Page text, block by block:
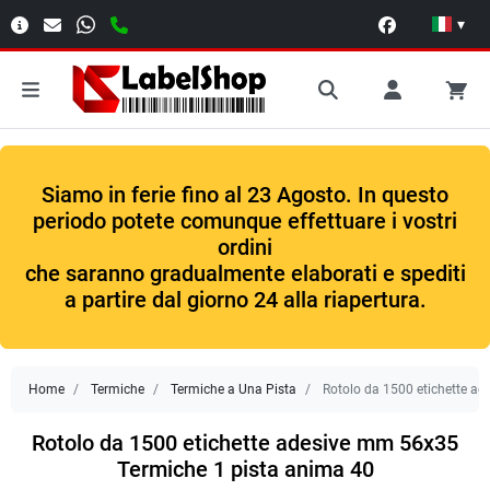
▾
Siamo in ferie fino al 23 Agosto. In questo
periodo potete comunque effettuare i vostri
ordini
che saranno gradualmente elaborati e spediti
a partire dal giorno 24 alla riapertura.
Home Termiche Termiche a Una Pista Rotolo da 1500 etichette
Rotolo da 1500 etichette adesive mm 56x35
Termiche 1 pista anima 40